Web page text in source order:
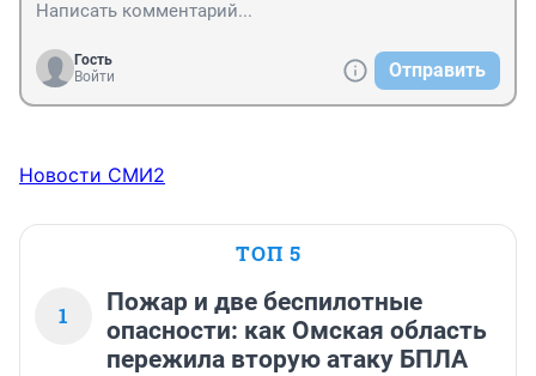
Гость
Войти
Отправить
Новости СМИ2
ТОП 5
1
Пожар и две беспилотные
опасности: как Омская область
пережила вторую атаку БПЛА